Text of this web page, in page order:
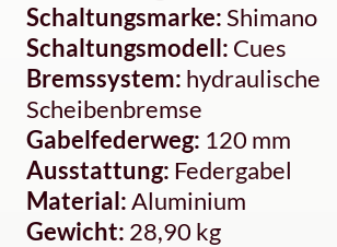
Schaltungsmarke:Shimano
Schaltungsmodell: Cues
Bremssystem: hydraulische
Scheibenbremse
Gabelfederweg: 120 mm
Ausstattung: Federgabel
Material:Aluminium
Gewicht: 28,90 kg